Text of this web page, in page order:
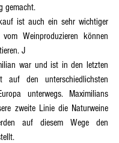
gemacht.
ist auch ein sehr wichtiger
Weinproduzieren können
J
war und ist in den letzten
auf den unterschiedlichsten
unterwegs. Maximilians
zweite Linie die Naturweine
auf diesem Wege den